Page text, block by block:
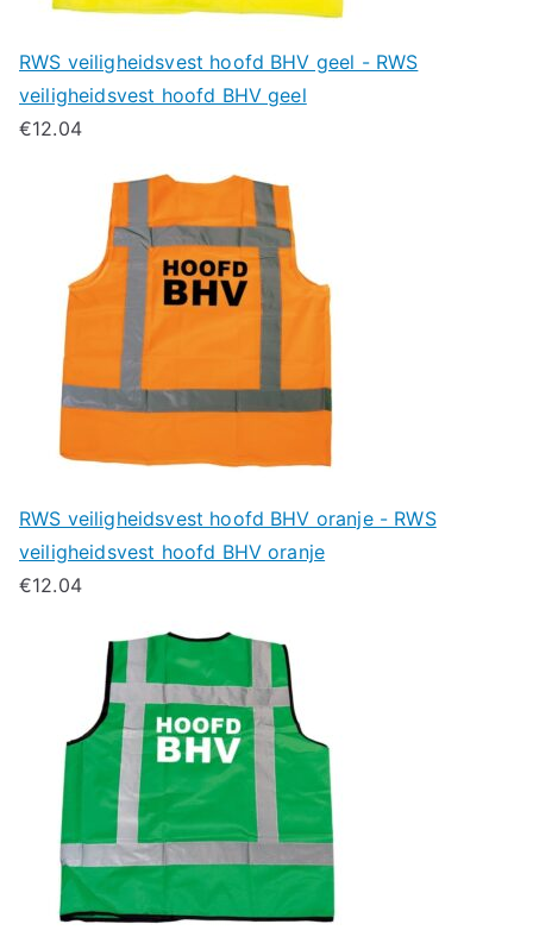
RWS veiligheidsvest hoofd BHV geel - RWS
veiligheidsvest hoofd BHV geel
€12.04
RWS veiligheidsvest hoofd BHV oranje - RWS
veiligheidsvest hoofd BHV oranje
€12.04